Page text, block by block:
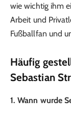
wie wichtig ihm
Arbeit und
Fußballfan und
Häufig
Sebastian
1. Wann wurde